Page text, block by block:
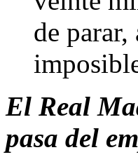
de
El Real
pasa del